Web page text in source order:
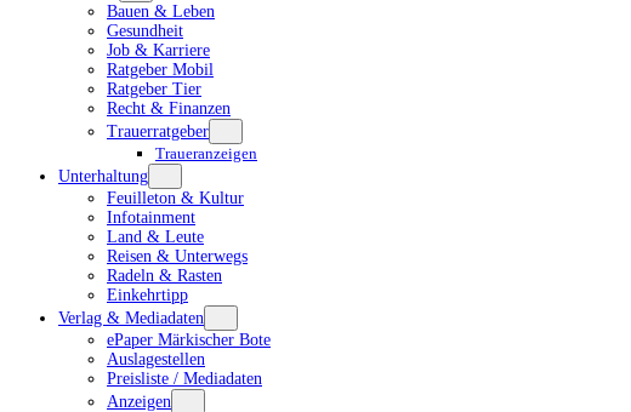
Bauen & Leben
Gesundheit
Job & Karriere
Ratgeber Mobil
Ratgeber Tier
Recht & Finanzen
Trauerratgeber
Traueranzeigen
Unterhaltung
Feuilleton & Kultur
Infotainment
Land & Leute
Reisen & Unterwegs
Radeln & Rasten
Einkehrtipp
Verlag & Mediadaten
ePaper Märkischer Bote
Auslagestellen
Preisliste / Mediadaten
Anzeigen